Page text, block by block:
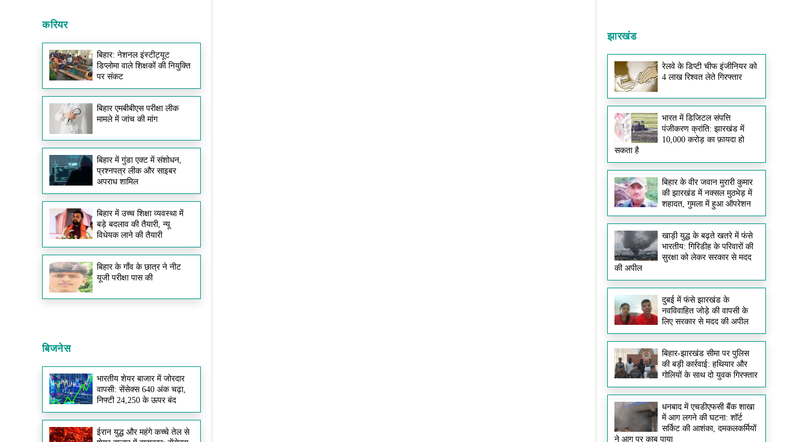
करियर
बिहार: नेशनल इंस्टीट्यूट
डिप्लोमा वाले शिक्षकों की नियुक्ति
पर संकट
बिहार एमबीबीएस परीक्षा लीक
मामले में जांच की मांग
बिहार में गुंडा एक्ट में संशोधन,
प्रश्नपत्र लीक और साइबर
अपराध शामिल
बिहार में उच्च शिक्षा व्यवस्था में
बड़े बदलाव की तैयारी, न्यू
विधेयक लाने की तैयारी
बिहार के गाँव के छात्र ने नीट
यूजी परीक्षा पास की
बिजनेस
भारतीय शेयर बाजार में जोरदार
वापसी: सेंसेक्स 640 अंक चढ़ा,
निफ्टी 24,250 के ऊपर बंद
ईरान युद्ध और महंगे कच्चे तेल से
झारखंड
रेलवे के डिप्टी चीफ इंजीनियर को
4 लाख रिश्वत लेते गिरफ्तार
भारत में डिजिटल संपत्ति
पंजीकरण क्रांति: झारखंड में
10,000 करोड़ का फ़ायदा हो
सकता है
बिहार के वीर जवान मुरारी कुमार
की झारखंड में नक्सल मुठभेड़ में
शहादत, गुमला में हुआ ऑपरेशन
खाड़ी युद्ध के बढ़ते खतरे में फंसे
भारतीय: गिरिडीह के परिवारों की
सुरक्षा को लेकर सरकार से मदद
की अपील
दुबई में फंसे झारखंड के
नवविवाहित जोड़े की वापसी के
लिए सरकार से मदद की अपील
बिहार-झारखंड सीमा पर पुलिस
की बड़ी कार्रवाई: हथियार और
गोलियों के साथ दो युवक गिरफ्तार
धनबाद में एचडीएफसी बैंक शाखा
में आग लगने की घटना: शॉर्ट
सर्किट की आशंका, दमकलकर्मियों
ने आग पर काबू पाया